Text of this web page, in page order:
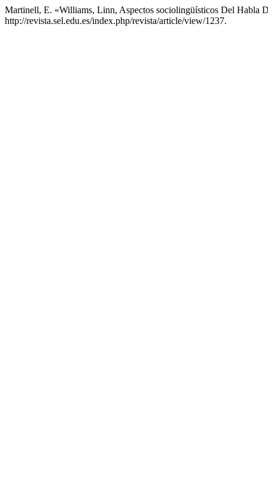
Martinell, E. «Williams, Linn, Aspectos sociolingüísticos Del Habla
http://revista.sel.edu.es/index.php/revista/article/view/1237.